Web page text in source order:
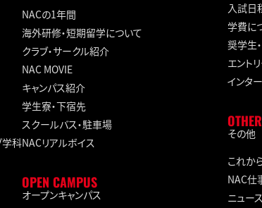
学科
NACの1年間
海外研修・短期留学について
クラブ・サークル紹介
NAC MOVIE
キャンパス紹介
学生寮・下宿先
スクールバス・駐車場
NACリアルボイス
OPEN CAMPUS
オープンキャンパス
入試日
学費に
奨学生
エント
インタ
その他
これか
NAC仕
ニュース